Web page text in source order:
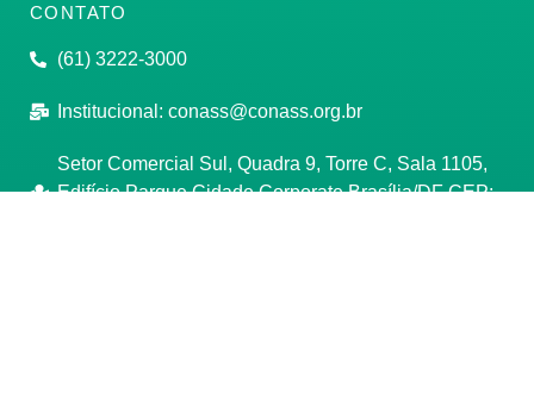
CONTATO
(61) 3222-3000
Institucional: conass@conass.org.br
Setor Comercial Sul, Quadra 9, Torre C, Sala 1105,
Edifício Parque Cidade Corporate Brasília/DF CEP: